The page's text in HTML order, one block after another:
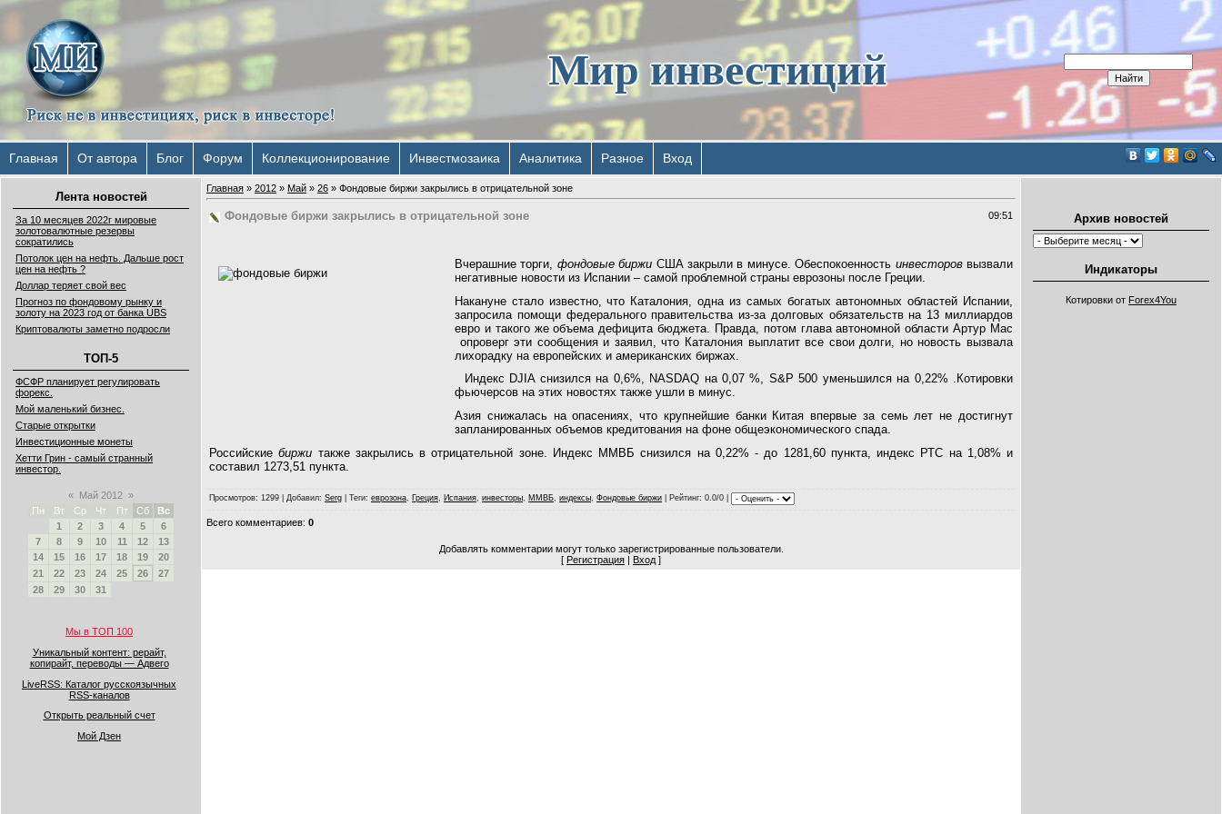
Мир инвестиций
Главная От автора Блог Форум Коллекционирование Инвестмозаика Аналитика Разное Вход
Лента новостей
За 10 месяцев 2022г мировые
золотовалютные резервы
сократились
Потолок цен на нефть. Дальше рост
цен на нефть ?
Доллар теряет свой вес
Прогноз по фондовому рынку и
золоту на 2023 год от банка UBS
Криптовалюты заметно подросли
ТОП-5
ФСФР планирует регулировать
форекс.
Мой маленький бизнес.
Старые открытки
Инвестиционные монеты
Хетти Грин - самый странный
инвестор.
« Май 2012 »
Пн
Вт Ср Чт Пт Сб
Вс
1
2 3 4 5
6
7
8 9 10 11 12
13
14
15 16 17 18 19
20
21
22 23 24 25 26
27
28
29 30 31
Мы в ТОП 100
Уникальный контент: рерайт,
копирайт, переводы — Адвего
LiveRSS: Каталог русскоязычных
RSS-каналов
Открыть реальный счет
Мой Дзен
Главная » 2012 » Май » 26 » Фондовые биржи закрылись в отрицательной зоне
Фондовые биржи закрылись в отрицательной зоне 09:51
Вчерашние торги, фондовые биржи США закрыли в минусе. Обеспокоенность инвестороввызвали
негативные новости из Испании – самой проблемной страны еврозоны после Греции.
Накануне стало известно, что Каталония, одна из самых богатых автономных областей Испании,
запросила помощи федерального правительства из-за долговых обязательств на 13 миллиардов
евро и такого же объема дефицита бюджета. Правда, потом глава автономной области Артур Мас
опроверг эти сообщения и заявил, что Каталония выплатит все свои долги, но новость вызвала
лихорадку на европейских и американских биржах.
Индекс DJIA снизился на 0,6%, NASDAQ на 0,07 %, S&P 500 уменьшился на 0,22% .Котировки
фьючерсов на этих новостях также ушли в минус.
Азия снижалась на опасениях, что крупнейшие банки Китая впервые за семь лет не достигнут
запланированных объемов кредитования на фоне общеэкономического спада.
Российскиебиржи также закрылись в отрицательной зоне. Индекс ММВБ снизился на 0,22% - до 1281,60 пункта, индекс РТС на 1,08% и
составил 1273,51 пункта.
Просмотров: 1299 | Добавил: Serg Теги: еврозона, Греция, Испания, инвесторы, ММВБ, индексы, Фондовые биржи Рейтинг: 0.0/0 |
Всего комментариев: 0
Добавлять комментарии могут только зарегистрированные пользователи.
[ Регистрация | Вход ]
Архив новостей
Индикаторы
Котировки от Forex4You